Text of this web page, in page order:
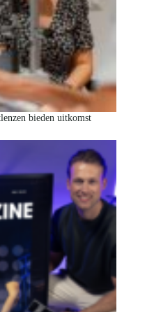
bieden uitkomst